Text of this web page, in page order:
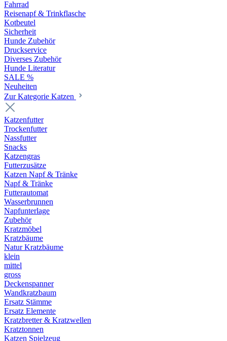
Fahrrad
Reisenapf & Trinkflasche
Kotbeutel
Sicherheit
Hunde Zubehör
Druckservice
Diverses Zubehör
Hunde Literatur
SALE %
Neuheiten
Zur Kategorie Katzen
Katzenfutter
Trockenfutter
Nassfutter
Snacks
Katzengras
Futterzusätze
Katzen Napf & Tränke
Napf & Tränke
Futterautomat
Wasserbrunnen
Napfunterlage
Zubehör
Kratzmöbel
Kratzbäume
Natur Kratzbäume
klein
mittel
gross
Deckenspanner
Wandkratzbaum
Ersatz Stämme
Ersatz Elemente
Kratzbretter & Kratzwellen
Kratztonnen
Katzen Spielzeug